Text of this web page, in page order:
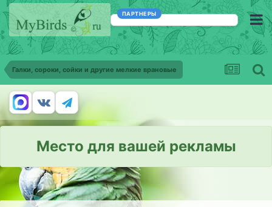
ПАРТНЕРЫ
Галки, сороки, сойки и другие мелкие врановые
Место для вашей рекламы